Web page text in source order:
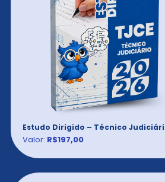
Estudo Dirigido – Técnico
Valor: R$197,00